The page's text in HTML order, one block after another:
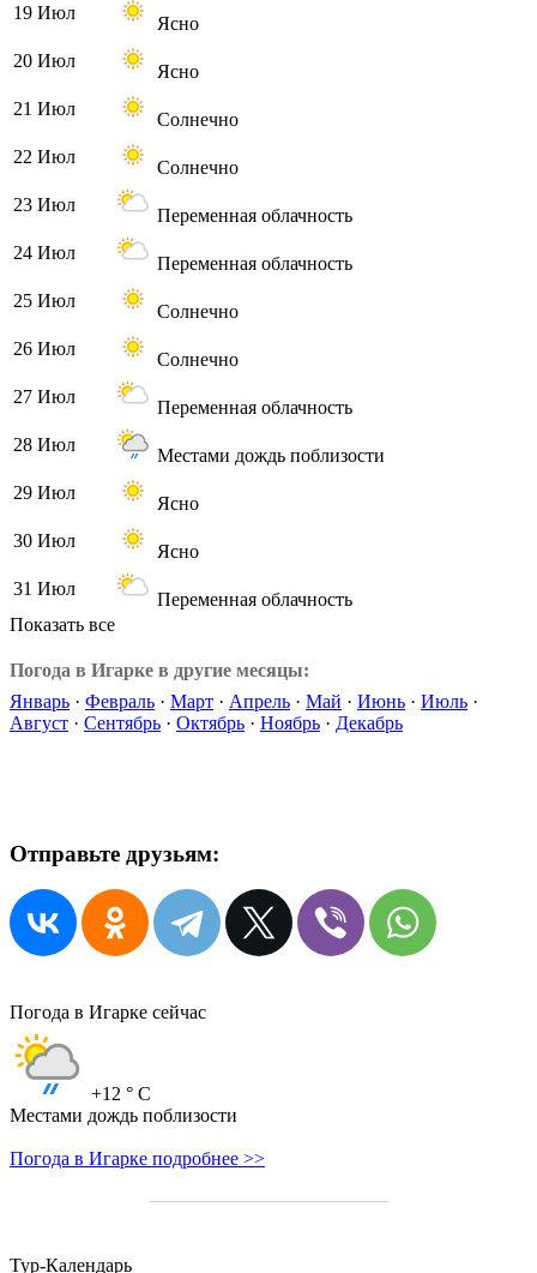
19 Июл
Ясно
20 Июл
Ясно
21 Июл
Солнечно
22 Июл
Солнечно
23 Июл
Переменная облачность
24 Июл
Переменная облачность
25 Июл
Солнечно
26 Июл
Солнечно
27 Июл
Переменная облачность
28 Июл
Местами дождь поблизости
29 Июл
Ясно
30 Июл
Ясно
31 Июл
Переменная облачность
Показать все
Погода в Игарке в другие месяцы:
Январь · Февраль · Март · Апрель · Май · Июнь · Июль ·
Август · Сентябрь · Октябрь · Ноябрь · Декабрь
Отправьте друзьям:
Погода в Игарке сейчас
+12 ° C
Местами дождь поблизости
Погода в Игарке подробнее >>
Тур-Календарь